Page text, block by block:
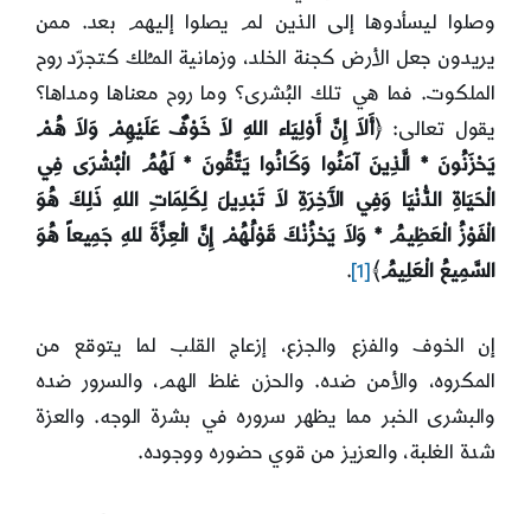
وصلوا ليسأدوها إلى الذين لم يصلوا إليهم بعد. ممن
يريدون جعل الأرض كجنة الخلد، وزمانية المـُلك كتجرّد روح
الملكوت. فما هي تلك البُشرى؟ وما روح معناها ومداها؟
يقول تعالى: ﴿أَلاَ إِنَّ أَوْلِيَاء اللهِ لاَ خَوْفٌ عَلَيْهِمْ وَلاَ هُمْ
يَحْزَنُونَ * الَّذِينَ آمَنُوا وَكَانُوا يَتَّقُونَ * لَهُمُ الْبُشْرَى فِي
الْحَيَاةِ الدُّنْيَا وَفِي الآَخِرَةِ لاَ تَبْدِيلَ لِكَلِمَاتِ اللهِ ذَلِكَ هُوَ
الْفَوْزُ الْعَظِيمُ * وَلاَ يَحْزُنْكَ قَوْلُهُمْ إِنَّ الْعِزَّةَ للهِ جَمِيعاً هُوَ
السَّمِيعُ الْعَلِيمُ﴾[1]
.
إن الخوف والفزع والجزع، إزعاج القلب لما يتوقع من
المكروه، والأمن ضده. والحزن غلظ الهم، والسرور ضده
والبشرى الخبر مما يظهر سروره في بشرة الوجه. والعزة
شدة الغلبة، والعزيز من قوي حضوره ووجوده.